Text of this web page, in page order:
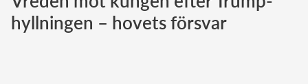
Norska kungahuset
hyllningen – hovets försvar